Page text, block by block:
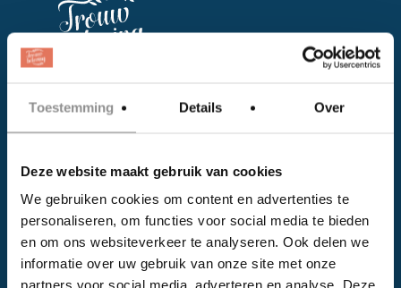
Toestemming Details Over
Deze website maakt gebruik van cookies
We gebruiken cookies om content en advertenties te
personaliseren, om functies voor social media te bieden
en om ons websiteverkeer te analyseren. Ook delen we
informatie over uw gebruik van onze site met onze
partners voor social media, adverteren en analyse. Deze
Facebook
Instagram
EVENTS
Kalender
Bedrijven